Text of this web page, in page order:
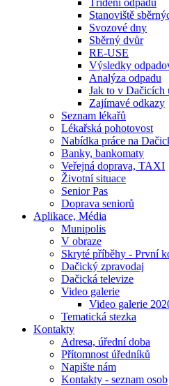
Třídění odpadů
Stanoviště
Svozové dny
Sběrný dvůr
RE-USE
Výsledky
Analýza odpadu
Jak to v Dačicích
Zajímavé odkazy
Seznam lékařů
Lékařská pohotovost
Nabídka práce na
Banky, bankomaty
Veřejná doprava, TAXI
Životní situace
Senior Pas
Doprava seniorů
Aplikace, Média
Munipolis
V obraze
Skryté příběhy - První
Dačický zpravodaj
Dačická televize
Video galerie
Video galerie
Tematická stezka
Kontakty
Adresa, úřední doba
Přítomnost úředníků
Napište nám
Kontakty - seznam osob